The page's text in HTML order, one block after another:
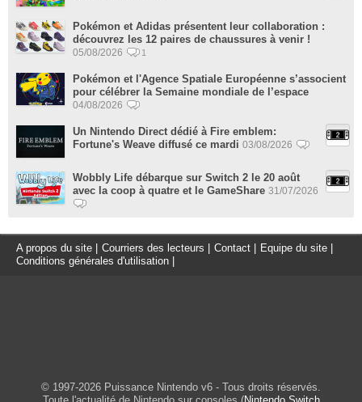
Pokémon et Adidas présentent leur collaboration :
découvrez les 12 paires de chaussures à venir !
05/08/2026 1
Pokémon et l'Agence Spatiale Européenne s’associent
pour célébrer la Semaine mondiale de l’espace
04/08/2026
Un Nintendo Direct dédié à Fire emblem:
Fortune's Weave diffusé ce mardi 03/08/2026
Wobbly Life débarque sur Switch 2 le 20 août
avec la coop à quatre et le GameShare 31/07/2026
A propos du site Courriers des lecteurs Contact Equipe du site
Conditions générales d'utilisation
© 1997-2026 Puissance Nintendo v6 - Tous droits réservés.